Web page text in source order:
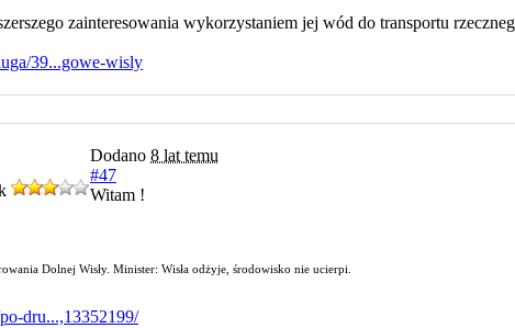
zainteresowania wykorzystaniem jej wód do transportu
39...gowe-wisly
Dodano 8 lat temu
#47
Witam !
Dolnej Wisły. Minister: Wisła odżyje, środowisko nie ucierpi.
dru...,13352199/